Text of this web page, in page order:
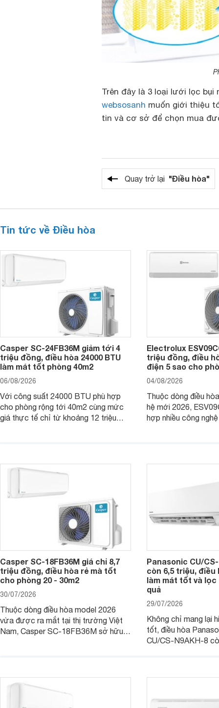
Trên đây là 3 loại lưới lọc bụi
websosanh muốn giới thiệu
tin và cơ sở để chọn mua
Quay trở lại "Điều hòa"
Tin tức về Điều hòa
Casper SC-24FB36M giảm tới 4
triệu đồng, điều hòa 24000 BTU
làm mát tốt phòng 40m2
06/08/2026
Với công suất 24000 BTU phù hợp
cho phòng rộng tới 40m2 cùng mức
giá thực tế chỉ từ khoảng 12 triệu
Electrolux
triệu đồng, điều
điện 5 sao cho
04/08/2026
Thuộc dòng điều
hệ mới 2026,
hợp nhiều công
Casper SC-18FB36M giá chỉ 8,7
triệu đồng, điều hòa rẻ mà tốt
cho phòng 20 - 30m2
30/07/2026
Thuộc dòng điều hòa model 2026
vừa được ra mắt tại thị trường Việt
Nam, Casper SC-18FB36M sở hữu
nhiều tính năng và công nghệ hiện đại.
Panasonic CU/
còn 6,5 triệu, điều
làm mát tốt và lọc
quả
29/07/2026
Không chỉ mang lại
tốt, điều hòa
CU/CS-N9AKH-8